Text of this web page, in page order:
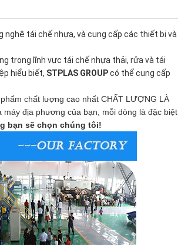
nghệ tái chế nhựa, và cung cấp các thiết bị và
trong lĩnh vực tái chế nhựa thải, rửa và tái
hiểu biết, STPLAS GROUP có thể cung cấp
chất lượng cao nhất CHẤT LƯỢNG LÀ
địa phương của bạn, mỗi dòng là đặc biệt.
bạn sẽ chọn chúng tôi!